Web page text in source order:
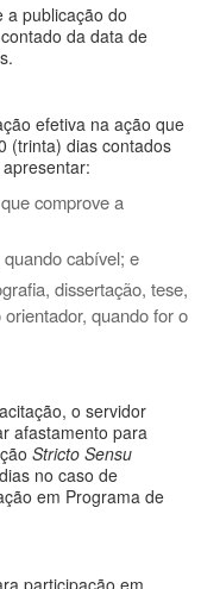
a publicação do
da data de
efetiva na ação que
(trinta) dias contados
comprove a
cabível; e
dissertação, tese,
quando for o
o servidor
afastamento para
Stricto Sensu
no caso de
em Programa de